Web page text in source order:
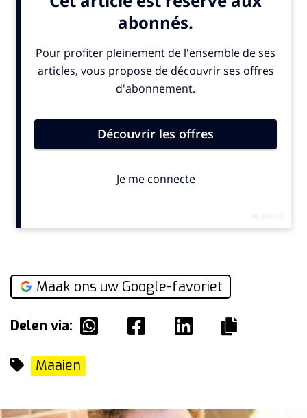
Maak ons uw Google-favoriet
Delen via:
Maaien